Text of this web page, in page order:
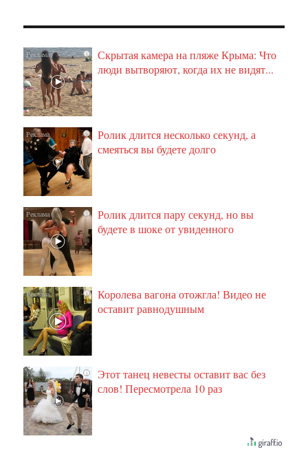
i
Скрытая камера на пляже Крыма: Что
люди вытворяют, когда их не видят...
i
Ролик длится несколько секунд, а
смеяться вы будете долго
i
Ролик длится пару секунд, но вы
будете в шоке от увиденного
i
Королева вагона отожгла! Видео не
оставит равнодушным
i
Этот танец невесты оставит вас без
слов! Пересмотрела 10 раз